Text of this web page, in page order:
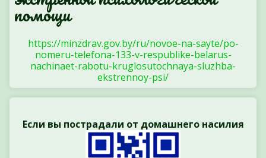
помощи
https://minzdrav.gov.by/ru/novoe-na-sayte/po-
nomeru-telefona-133-v-respublike-belarus-
nachinaet-rabotu-kruglosutochnaya-sluzhba-
ekstrennoy-psi/
Если вы пострадали от домашнего насилия